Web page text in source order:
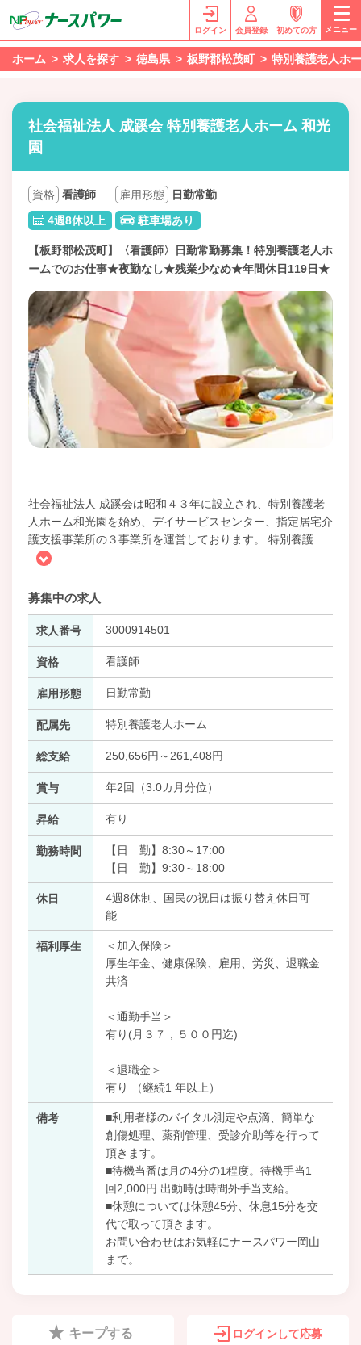
ログイン 会員登録 初めての方 メニュー
ホーム 求人を探す 徳島県 板野郡松茂町 特別養護老人ホ
社会福祉法人 成蹊会 特別養護老人ホーム 和光
園
資格 看護師 雇用形態
日勤常勤
4週8休以上
駐車場あり
【板野郡松茂町】〈看護師〉日勤常勤募集！特別養護老人ホ
ームでのお仕事★夜勤なし★残業少なめ★年間休日119日★
社会福祉法人 成蹊会は昭和４３年に設立され、特別養護老
人ホーム和光園を始め、デイサービスセンター、指定居宅介
護支援事業所の３事業所を運営しております。 特別養護
募集中の求人
求人番号 3000914501
資格 看護師
雇用形態 日勤常勤
配属先 特別養護老人ホーム
総支給 250,656円～261,408円
賞与 年2回（3.0カ月分位）
昇給 有り
勤務時間
【日 勤】8:30～17:00
【日 勤】9:30～18:00
休日
4週8休制、国民の祝日は振り替え休日可
能
福利厚生
＜加入保険＞
厚生年金、健康保険、雇用、労災、退職金
共済
＜通勤手当＞
有り(月３７，５００円迄)
＜退職金＞
有り （継続1 年以上）
備考
■利用者様のバイタル測定や点滴、簡単な
創傷処理、薬剤管理、受診介助等を行って
頂きます。
■待機当番は月の4分の1程度。待機手当1
回2,000円 出動時は時間外手当支給。
■休憩については休憩45分、休息15分を交
代で取って頂きます。
お問い合わせはお気軽にナースパワー岡山
まで。
キープする ログインして応募